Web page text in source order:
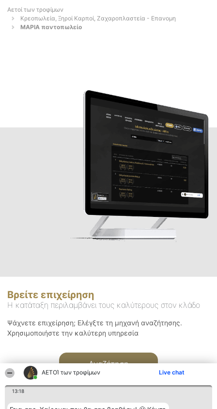
ΑΕΤΟΊ των τροφίμων Live chat
13:18
Αετοί των τροφίμων
Κρεοπωλεία, Ξηροί Καρποί, Ζαχαροπλαστεία - Επανομη
ΜΑΡΙΑ παντοπωλείο
Βρείτε επιχείρηση
Η κατάταξη περιλαμβάνει τους καλύτερους στον κλάδο
Ψάχνετε επιχείρηση; Ελέγξτε τη μηχανή αναζήτησης.
Χρησιμοποιήστε την καλύτερη υπηρεσία
Αναζήτηση